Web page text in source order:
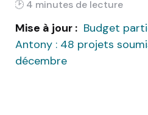
4 min
Mise à jour : Budget
Antony : 48 projets
décembre